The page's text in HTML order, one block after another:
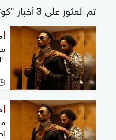
تم العثور على 3 أخبار "كوتشيلا"